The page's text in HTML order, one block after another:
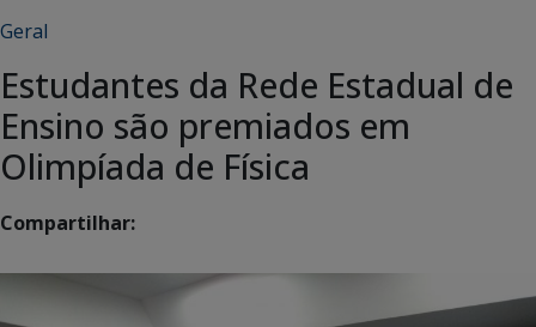
Geral
Estudantes da Rede Estadual de
Ensino são premiados em
Olimpíada de Física
Compartilhar: